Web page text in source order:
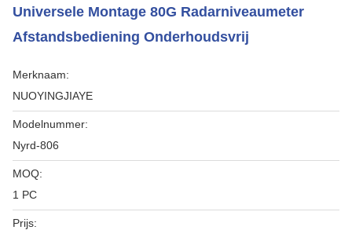
Universele Montage 80G Radarniveaumeter
Afstandsbediening Onderhoudsvrij
Merknaam:
NUOYINGJIAYE
Modelnummer:
Nyrd-806
MOQ:
1 PC
Prijs: